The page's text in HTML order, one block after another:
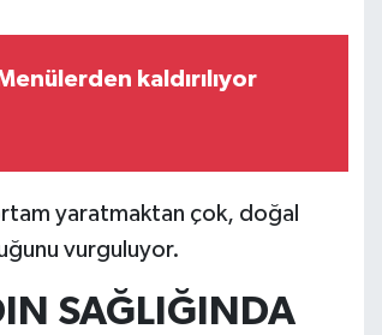
kaldırılıyor
yaratmaktan çok, doğal
vurguluyor.
SAĞLIĞINDA